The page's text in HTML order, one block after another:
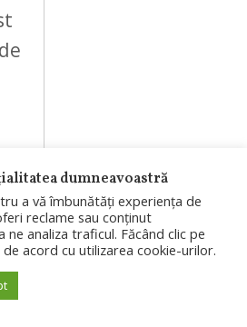
dumneavoastră
a vă îmbunătăți experiența de
reclame sau conținut
analiza traficul. Făcând clic pe
acord cu utilizarea cookie-urilor.